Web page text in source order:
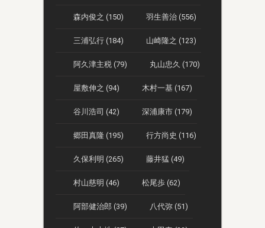
森内俊之 (150) 羽生善治 (556)
三浦弘行 (184) 山崎隆之 (123)
阿久津主税 (79) 丸山忠久 (170)
屋敷伸之 (94) 木村一基 (167)
谷川浩司 (42) 深浦康市 (179)
郷田真隆 (195) 行方尚史 (116)
久保利明 (265) 藤井猛 (49)
村山慈明 (46) 松尾歩 (62)
阿部健治郎 (39) 八代弥 (51)